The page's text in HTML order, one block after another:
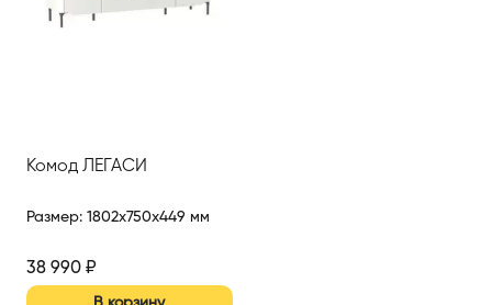
Комод ЛЕГАСИ
Размер: 1802x750x449 мм
38 990 ₽